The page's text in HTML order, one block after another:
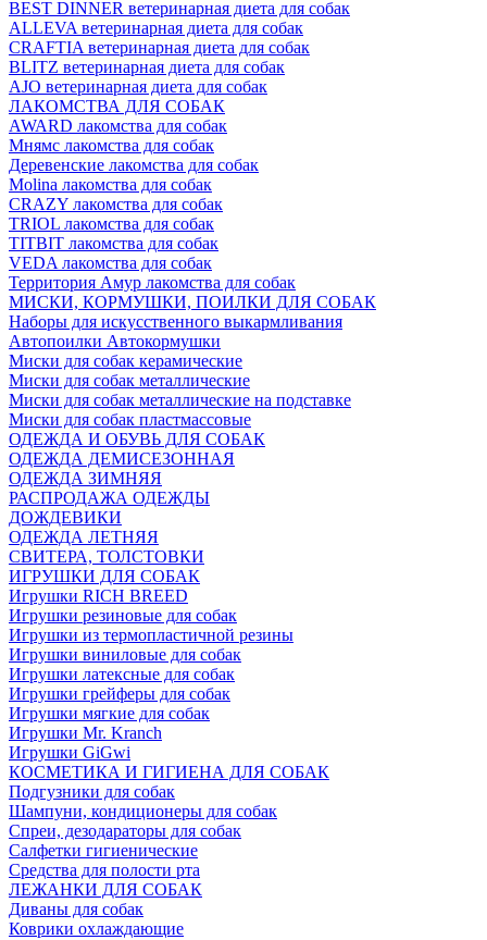
BEST DINNER ветеринарная диета для собак
ALLEVA ветеринарная диета для собак
CRAFTIA ветеринарная диета для собак
BLITZ ветеринарная диета для собак
AJO ветеринарная диета для собак
ЛАКОМСТВА ДЛЯ СОБАК
AWARD лакомства для собак
Мнямс лакомства для собак
Деревенские лакомства для собак
Molina лакомства для собак
CRAZY лакомства для собак
TRIOL лакомства для собак
TITBIT лакомства для собак
VEDA лакомства для собак
Территория Амур лакомства для собак
МИСКИ, КОРМУШКИ, ПОИЛКИ ДЛЯ СОБАК
Наборы для искусственного выкармливания
Автопоилки Автокормушки
Миски для собак керамические
Миски для собак металлические
Миски для собак металлические на подставке
Миски для собак пластмассовые
ОДЕЖДА И ОБУВЬ ДЛЯ СОБАК
ОДЕЖДА ДЕМИСЕЗОННАЯ
ОДЕЖДА ЗИМНЯЯ
РАСПРОДАЖА ОДЕЖДЫ
ДОЖДЕВИКИ
ОДЕЖДА ЛЕТНЯЯ
СВИТЕРА, ТОЛСТОВКИ
ИГРУШКИ ДЛЯ СОБАК
Игрушки RICH BREED
Игрушки резиновые для собак
Игрушки из термопластичной резины
Игрушки виниловые для собак
Игрушки латексные для собак
Игрушки грейферы для собак
Игрушки мягкие для собак
Игрушки Mr. Kranch
Игрушки GiGwi
КОСМЕТИКА И ГИГИЕНА ДЛЯ СОБАК
Подгузники для собак
Шампуни, кондиционеры для собак
Спреи, дезодараторы для собак
Салфетки гигиенические
Средства для полости рта
ЛЕЖАНКИ ДЛЯ СОБАК
Диваны для собак
Коврики охлаждающие